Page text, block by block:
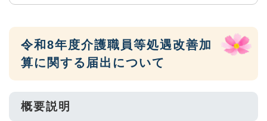
令和8年度介護職員等処遇改善加
算に関する届出について
概要説明